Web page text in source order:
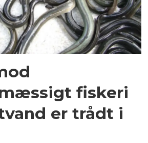
fiskeri
er trådt i